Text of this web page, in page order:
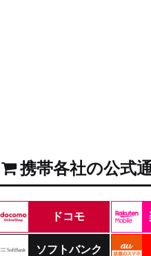
携帯各社の公式
ドコモ
ソフトバンク